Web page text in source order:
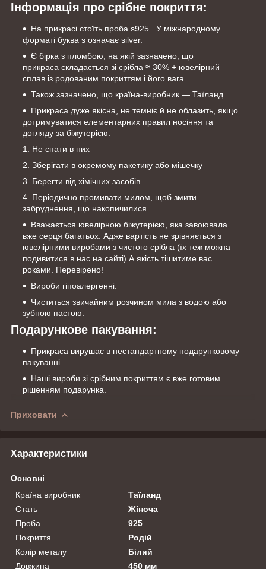
Інформація про срібне покриття:
На прикрасі стоїть проба s925. У міжнародному
форматі буква s означає silver.
Є бірка з пломбою, на якій зазначено, що
прикраса складається зі срібла ≈ 30% + ювелірний
сплав із родованим покриттям і його вага.
Також зазначено, що країна-виробник — Таїланд.
Прикраса дуже якісна, не темніє й не облазить, якщо
дотримуватися елементарних правил носіння та
догляду за біжутерією:
Не спати в них
Зберігати в окремому пакетику або мішечку
Берегти від хімічних засобів
Періодично промивати милом, щоб змити
забруднення, що накопичилися
Вважається ювелірною біжутерією, яка завоювала
вже серця багатьох. Адже вартість не зрівняється з
ювелірними виробами з чистого срібла (їх теж можна
подивитися в нас на сайті) А якість тішитиме вас
роками. Перевірено!
Вироби гіпоалергенні.
Чиститься звичайним розчином мила з водою або
зубною пастою.
Подарункове пакування:
Прикраса вирушає в нестандартному подарунковому
пакуванні.
Наші вироби зі срібним покриттям є вже готовим
рішенням подарунка.
Приховати
Характеристики
Основні
Країна виробник
Таїланд
Стать
Жіноча
Проба
925
Покриття
Родій
Колір металу
Білий
Довжина
450 мм